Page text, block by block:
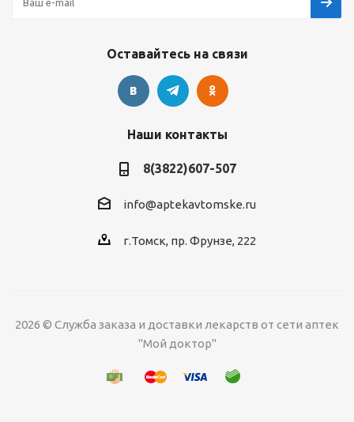
Оставайтесь на связи
Наши контакты
8(3822)607-507
info@aptekavtomske.ru
г.Томск, пр. Фрунзе, 222
2026 © Служба заказа и доставки лекарств от сети аптек
"Мой доктор"
АКЦИЯХ И СКИДКАХ
*
Нажимая "Подписаться" вы
соглашаетесь с
Политикой